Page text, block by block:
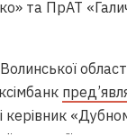
та ПрАТ
керівник